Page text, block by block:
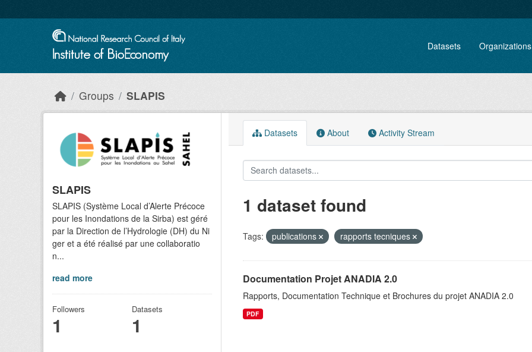
Datasets Organizations
Groups SLAPIS
SLAPIS
SLAPIS (Système Local d’Alerte Précoce
pour les Inondations de la Sirba) est géré
par la Direction de l’Hydrologie (DH) du Ni
ger et a été réalisé par une collaboratio
n...
read more
Followers
1
Datasets
1
Datasets About Activity Stream
1 dataset found
Tags: publications rapports tecniques
Documentation Projet ANADIA 2.0
Rapports, Documentation Technique et Brochures du projet ANADIA 2.0
PDF